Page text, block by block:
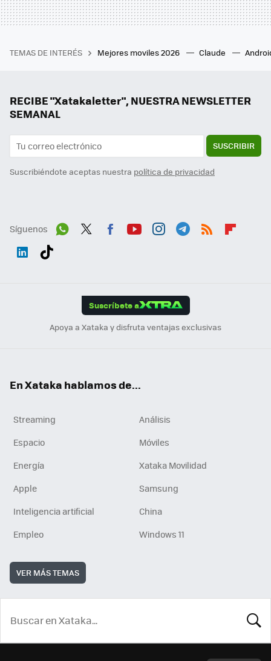
TEMAS DE INTERÉS Mejores moviles 2026 Claude
RECIBE "Xatakaletter", NUESTRA NEWSLETTER
SEMANAL
SUSCRIBIR
Suscribiéndote aceptas nuestra política de privacidad
Síguenos
Suscríbete a
Apoya a Xataka y disfruta ventajas exclusivas
En Xataka hablamos de...
Streaming
Análisis
Espacio
Móviles
Energía
Xataka Movilidad
Apple
Samsung
Inteligencia artificial
China
Empleo
Windows 11
VER MÁS TEMAS